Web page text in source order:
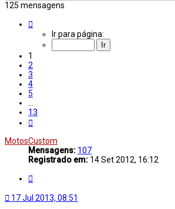
125 mensagens
Ir para página:
1
2
3
4
5
…
13
MotosCustom
Mensagens: 107
Registrado em: 14 Set 2012, 16:12
17 Jul 2013, 08:51